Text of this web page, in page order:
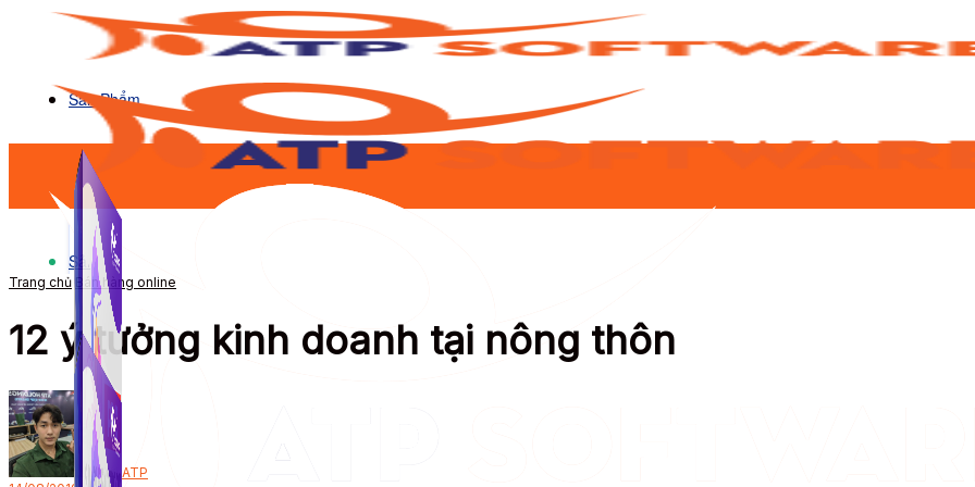
Sản Phẩm
Sản Phẩm
Trang chủ Bán hàng online
12 ý tưởng kinh doanh tại nông thôn
Bởi
ATP